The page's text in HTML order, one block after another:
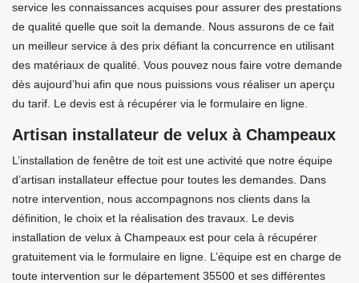
service les connaissances acquises pour assurer des prestations
de qualité quelle que soit la demande. Nous assurons de ce fait
un meilleur service à des prix défiant la concurrence en utilisant
des matériaux de qualité. Vous pouvez nous faire votre demande
dès aujourd’hui afin que nous puissions vous réaliser un aperçu
du tarif. Le devis est à récupérer via le formulaire en ligne.
Artisan installateur de velux à Champeaux
L’installation de fenêtre de toit est une activité que notre équipe
d’artisan installateur effectue pour toutes les demandes. Dans
notre intervention, nous accompagnons nos clients dans la
définition, le choix et la réalisation des travaux. Le devis
installation de velux à Champeaux est pour cela à récupérer
gratuitement via le formulaire en ligne. L’équipe est en charge de
toute intervention sur le département 35500 et ses différentes